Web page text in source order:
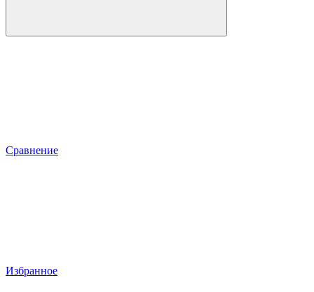
Сравнение
Избранное